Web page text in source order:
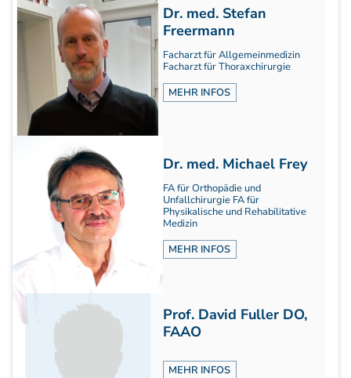
Osteopatische Woche
Postgraduate-Programm
Gesamtrefresher
Osteopathie-Sonderkurs
Kursreihe Cranio - Zertifikat (postgraduate)
Kursreihe Kinderosteopathie - Zertifikat
Kursreihe Sportosteopathie - Zertifikat
(postgraduate)
KURSE PHYSIOTHERAPEUTEN
Weiterbildung - Manuelle Therapie
Prüfungsvorbereitung
Prüfung
Fortbildung & Zusatzkurse
CMD
Krankengymnatik am Gerät
Kinesio-Sport-Taping
PNE - Pain Neuroscience Education
Dr. med. Stefan
Freermann
Facharzt für Allgemeinmedizin
Facharzt für Thoraxchirurgie
MEHR INFOS
Dr. med. Michael Frey
FA für Orthopädie und
Unfallchirurgie FA für
Physikalische und Rehabilitative
Medizin
MEHR INFOS
Prof. David Fuller DO,
FAAO
MEHR INFOS